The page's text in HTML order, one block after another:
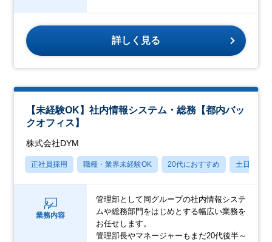
詳しく見る
【未経験OK】社内情報システム・総務【都内バッ
クオフィス】
株式会社DYM
正社員採用 職種・業界未経験OK 20代におすすめ 土日祝休み
業務内容
管理部として同グループの社内情報システ
ムや総務部門をはじめとする幅広い業務を
お任せします。
管理部長やマネージャーもまだ20代後半～